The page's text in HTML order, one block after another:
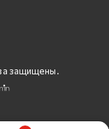
защищены.